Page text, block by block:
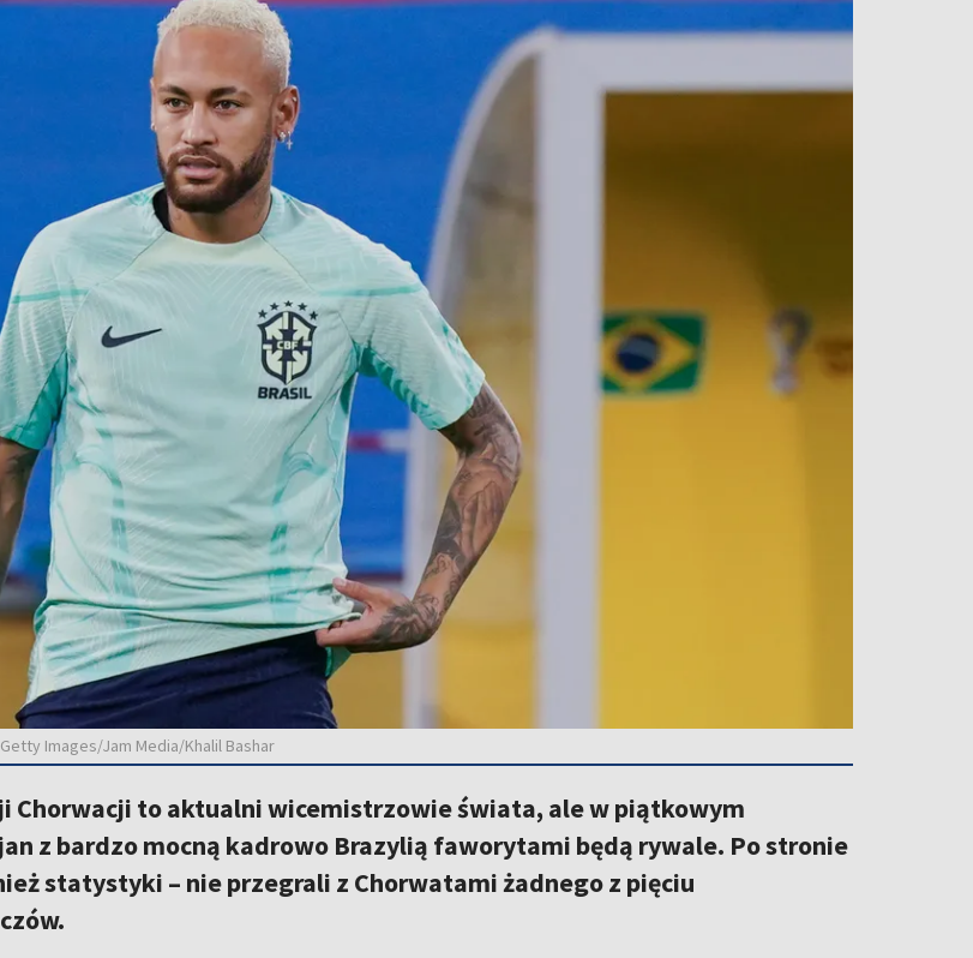
Images/Jam Media/Khalil Bashar
Chorwacji to aktualni wicemistrzowie świata, ale w piątkowym
z bardzo mocną kadrowo Brazylią faworytami będą rywale. Po stronie
statystyki – nie przegrali z Chorwatami żadnego z pięciu